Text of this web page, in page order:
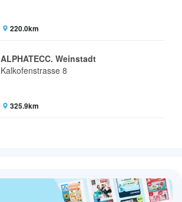
220.0km
ALPHATECC. Weinstadt
Kalkofenstrasse 8
325.9km